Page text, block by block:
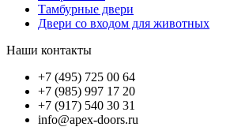
Тамбурные двери
Двери со входом для животных
Наши контакты
+7 (495) 725 00 64
+7 (985) 997 17 20
+7 (917) 540 30 31
info@apex-doors.ru